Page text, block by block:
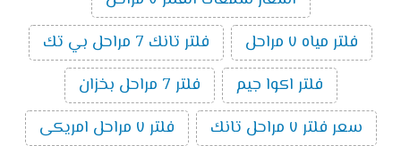
فلتر مياه ٧ مراحل
فلتر تانك 7 مراحل بي تك
فلتر اكوا جيم
فلتر 7 مراحل بخزان
سعر فلتر ٧ مراحل تانك
فلتر ٧ مراحل امريكى